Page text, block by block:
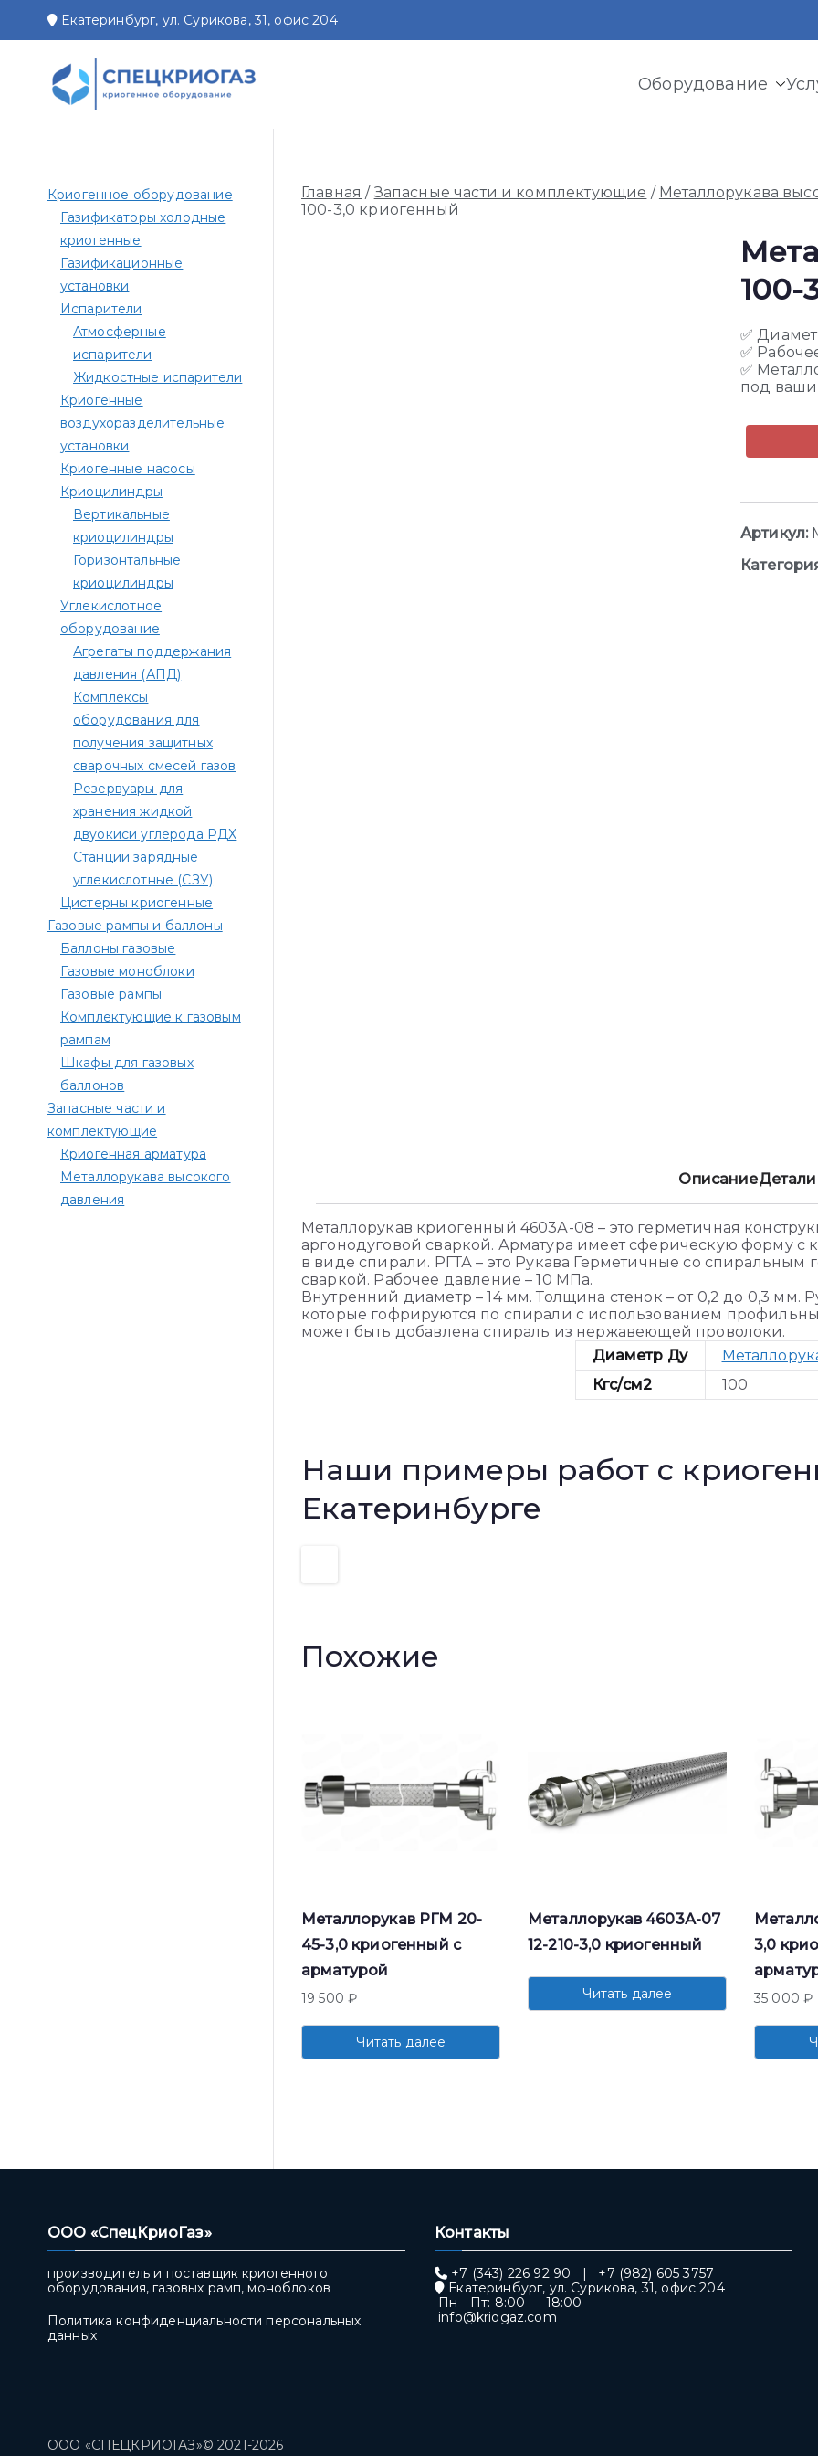
содержимому
Екатеринбург, ул. Сурикова, 31, офис 204
Производство и поставки криогенного оборудования, газовых рамп, моноблоков
Оборудование
Главная /Запасные части и комплектующие / Металлорукава
100-3,0 криогенный
100-
✅
✅
✅
под ваши
Артикул:
ОписаниеДетали
Металлорукав криогенный 4603А-08 – это герметичная
аргонодуговой сваркой. Арматура имеет сферическую форму с
в виде спирали. РГТА – это Рукава Герметичные со спиральным
сваркой. Рабочее давление – 10 МПа.
Внутренний диаметр – 14 мм. Толщина стенок – от 0,2 до 0,3 мм.
которые гофрируются по спирали с использованием
может быть добавлена спираль из нержавеющей проволоки.
Диаметр Ду
Кгс/см2
100
Наши примеры работ с
Екатеринбурге
Похожие
Металлорукав РГМ 20-
45-3,0 криогенный с
арматурой
19 500₽
Читать далее
Металлорукав 4603А-07
12-210-3,0 криогенный
Читать далее
3,0
35 000₽
Криогенное оборудование
Газификаторы холодные
криогенные
Газификационные
установки
Испарители
Атмосферные
испарители
Жидкостные испарители
Криогенные
воздухоразделительные
установки
Криогенные насосы
Криоцилиндры
Вертикальные
криоцилиндры
Горизонтальные
криоцилиндры
Углекислотное
оборудование
Агрегаты поддержания
давления (АПД)
Комплексы
оборудования для
получения защитных
сварочных смесей газов
Резервуары для
хранения жидкой
двуокиси углерода РДХ
Станции зарядные
углекислотные (СЗУ)
Цистерны криогенные
Газовые рампы и баллоны
Баллоны газовые
Газовые моноблоки
Газовые рампы
Комплектующие к газовым
рампам​
Шкафы для газовых
баллонов
Запасные части и
комплектующие
Криогенная арматура
Металлорукава высокого
давления
ООО «СпецКриоГаз»
производитель и поставщик криогенного
оборудования, газовых рамп, моноблоков
Политика конфиденциальности персональных
данных
Контакты
+7 (343) 226 92 90
+7 (982) 605 3757
Екатеринбург, ул. Сурикова, 31, офис 204
Пн - Пт: 8:00 — 18:00
info@kriogaz.com
ООО «СПЕЦКРИОГАЗ»© 2021-2026